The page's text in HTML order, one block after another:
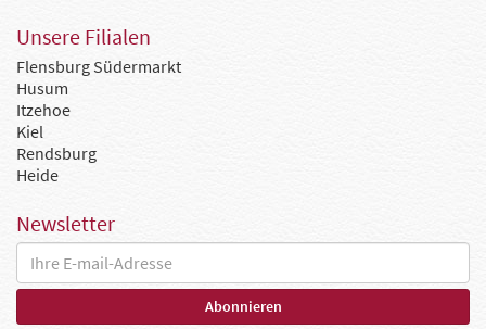
Unsere Filialen
Flensburg Südermarkt
Husum
Itzehoe
Kiel
Rendsburg
Heide
Newsletter